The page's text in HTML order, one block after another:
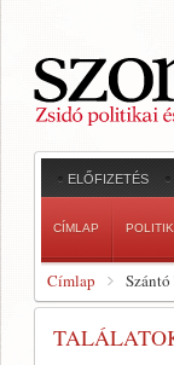
ELŐFIZETÉS
CÍMLAP
Címlap